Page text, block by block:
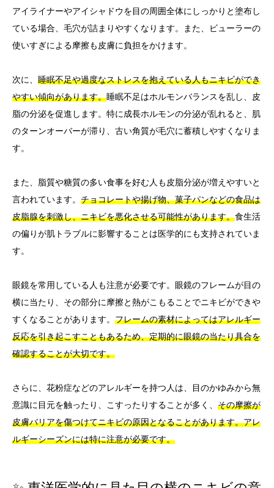
アイライナーやアイシャドウを目の周囲全体にしっかりと塗布し
ている場合、毛穴が詰まりやすくなります。また、ビューラーの
使いすぎによる摩擦も皮膚に負担をかけます。
次に、 睡眠不足や過度なストレスを抱えている人もニキビができ
やすい傾向があります。睡眠不足はホルモンバランスを乱し、皮
脂の分泌を促進します。特に成長ホルモンの分泌が乱れると、肌
のターンオーバーが滞り、古い角質が毛穴に蓄積しやすくなりま
す。
また、脂質や糖質の多い食事を好む人も皮脂分泌が増えやすいと
言われています。 チョコレートや揚げ物、菓子パンなどの食品は
皮脂腺を刺激し、ニキビを悪化させる可能性があります。食生活
の偏りが肌トラブルに影響することは医学的にも支持されていま
す。
眼鏡を常用している人も注意が必要です。眼鏡のフレームが目の
横に当たり、その部分に摩擦と熱がこもることでニキビができや
すくなることがあります。 フレームの素材によってはアレルギー
反応を引き起こすこともあるため、定期的に眼鏡の当たり具合を
確認することが大切です。
さらに、花粉症などのアレルギーを持つ人は、目のかゆみから無
意識に目元を触ったり、こすったりすることが多く、 その摩擦が
皮膚バリアを傷つけてニキビの原因となることがあります。アレ
ルギーシーズンには特に注意が必要です。